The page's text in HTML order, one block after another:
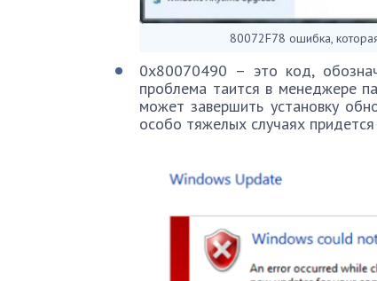
80072F78 ошибка,
0x80070490 – это код,
проблема таится в менеджере
может завершить установку
особо тяжелых случаях